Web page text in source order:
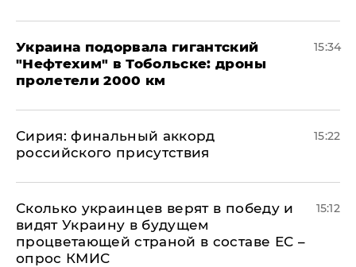
Украина подорвала гигантский
"Нефтехим" в Тобольске: дроны
пролетели 2000 км
15:34
​Сирия: финальный аккорд
российского присутствия
15:22
Сколько украинцев верят в победу и
видят Украину в будущем
процветающей страной в составе ЕС –
опрос КМИС
15:12